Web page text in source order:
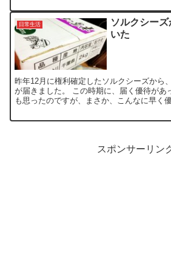
日常生活
ソルクシー
いた
昨年12月に権利確定したソルクシーズから
が届きました。 この時期に、届く優待があ
も思ったのですが、まさか、こんなに早く
スポンサーリン